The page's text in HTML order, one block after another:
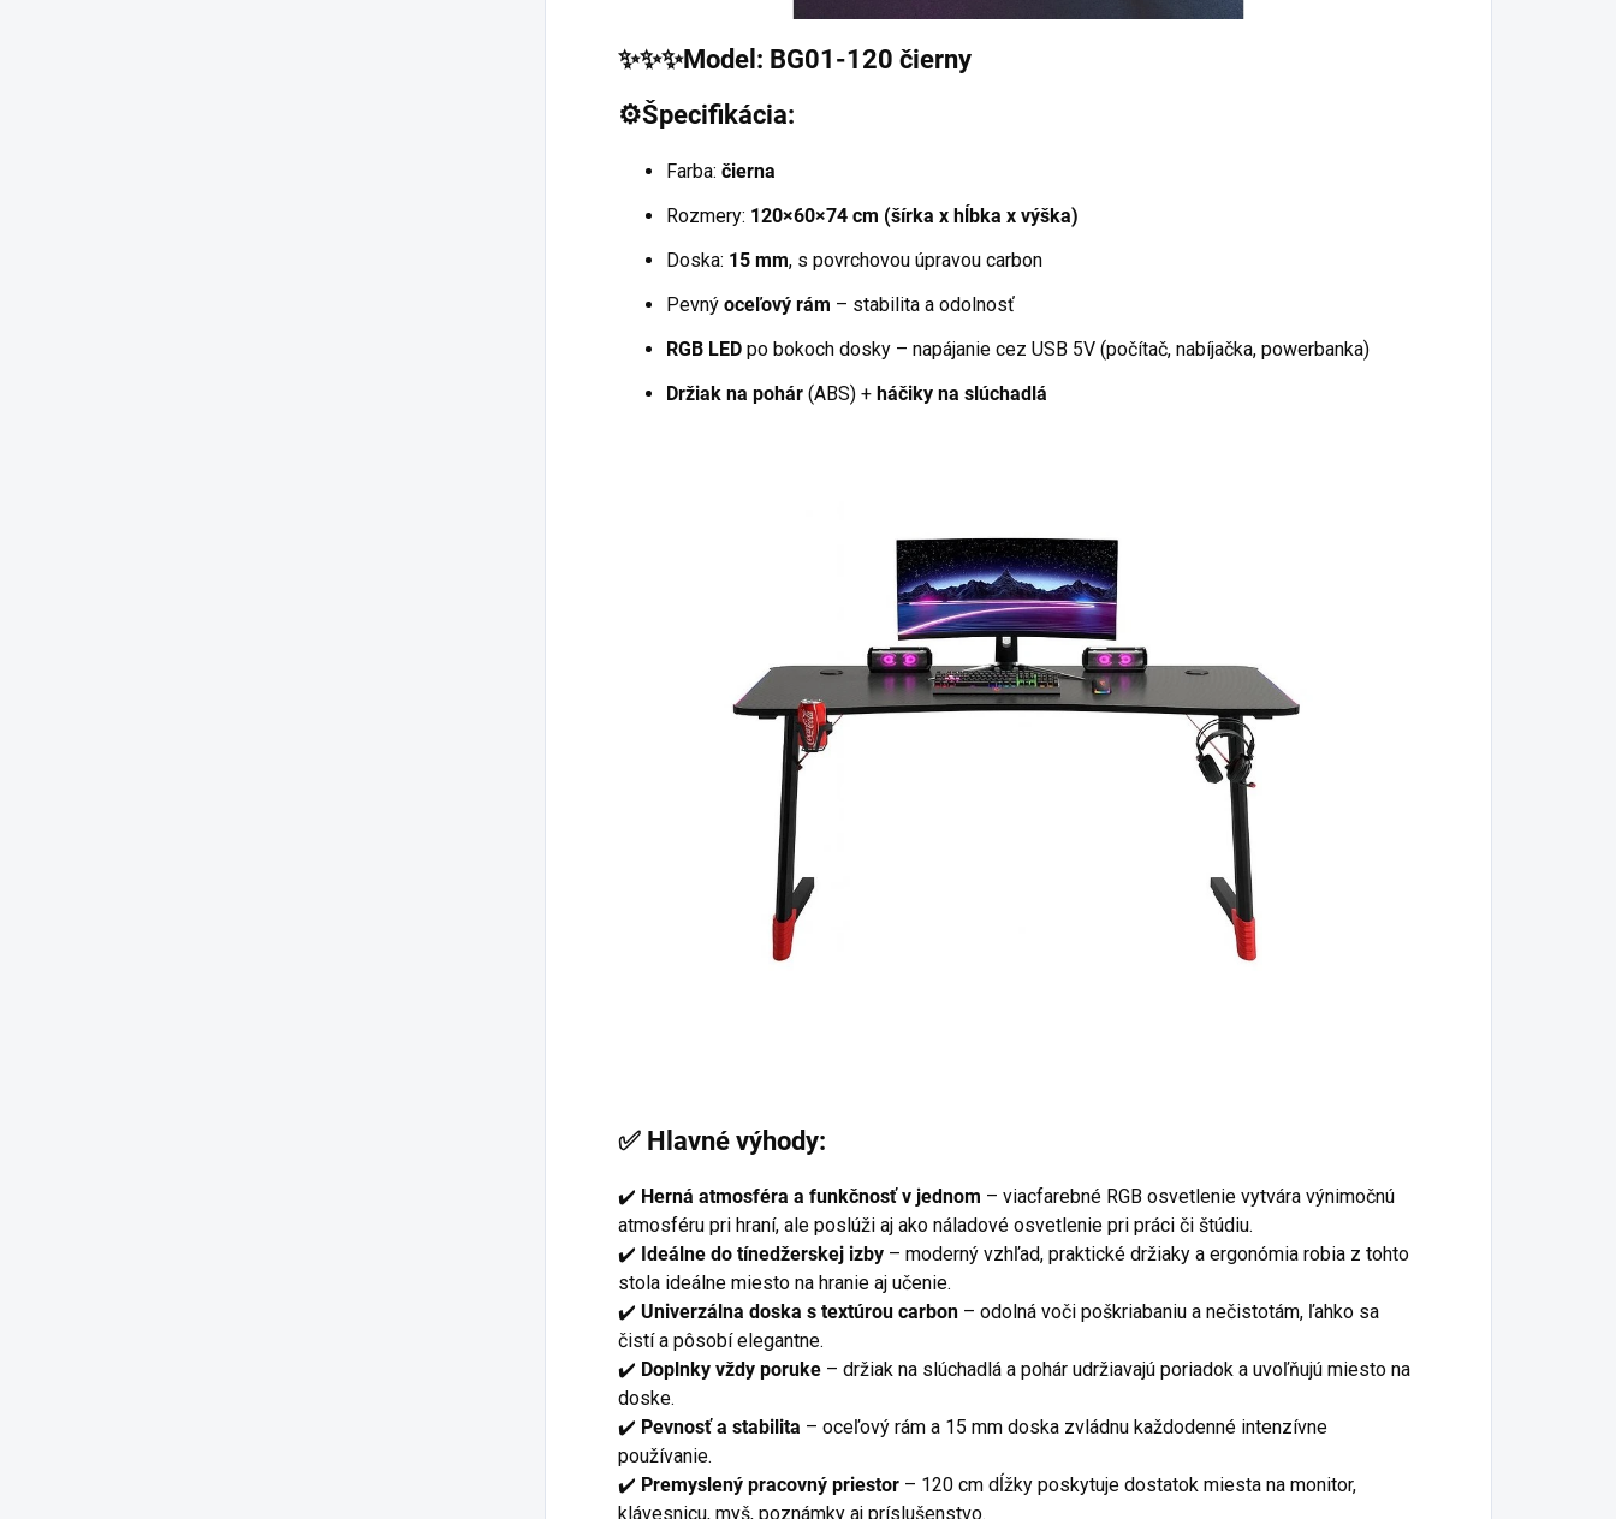
✨✨✨Model: BG01-120 čierny
⚙️Špecifikácia:
Farba: čierna
Rozmery: 120×60×74 cm (šírka x hĺbka x výška)
Doska: 15 mm, s povrchovou úpravou carbon
Pevný oceľový rám – stabilita a odolnosť
RGB LED po bokoch dosky – napájanie cez USB 5V (počítač, nabíjačka, powerbanka)
Držiak na pohár (ABS) + háčiky na slúchadlá
✅ Hlavné výhody:
✔️ Herná atmosféra a funkčnosť v jednom – viacfarebné RGB osvetlenie vytvára výnimočnú
atmosféru pri hraní, ale poslúži aj ako náladové osvetlenie pri práci či štúdiu.
✔️ Ideálne do tínedžerskej izby – moderný vzhľad, praktické držiaky a ergonómia robia z tohto
stola ideálne miesto na hranie aj učenie.
✔️ Univerzálna doska s textúrou carbon – odolná voči poškriabaniu a nečistotám, ľahko sa
čistí a pôsobí elegantne.
✔️ Doplnky vždy poruke – držiak na slúchadlá a pohár udržiavajú poriadok a uvoľňujú miesto na
doske.
✔️ Pevnosť a stabilita – oceľový rám a 15 mm doska zvládnu každodenné intenzívne
používanie.
✔️ Premyslený pracovný priestor – 120 cm dĺžky poskytuje dostatok miesta na monitor,
klávesnicu, myš, poznámky aj príslušenstvo.